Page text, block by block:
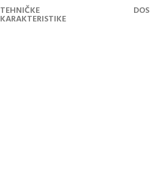
TEHNIČKE
KARAKTERISTIKE